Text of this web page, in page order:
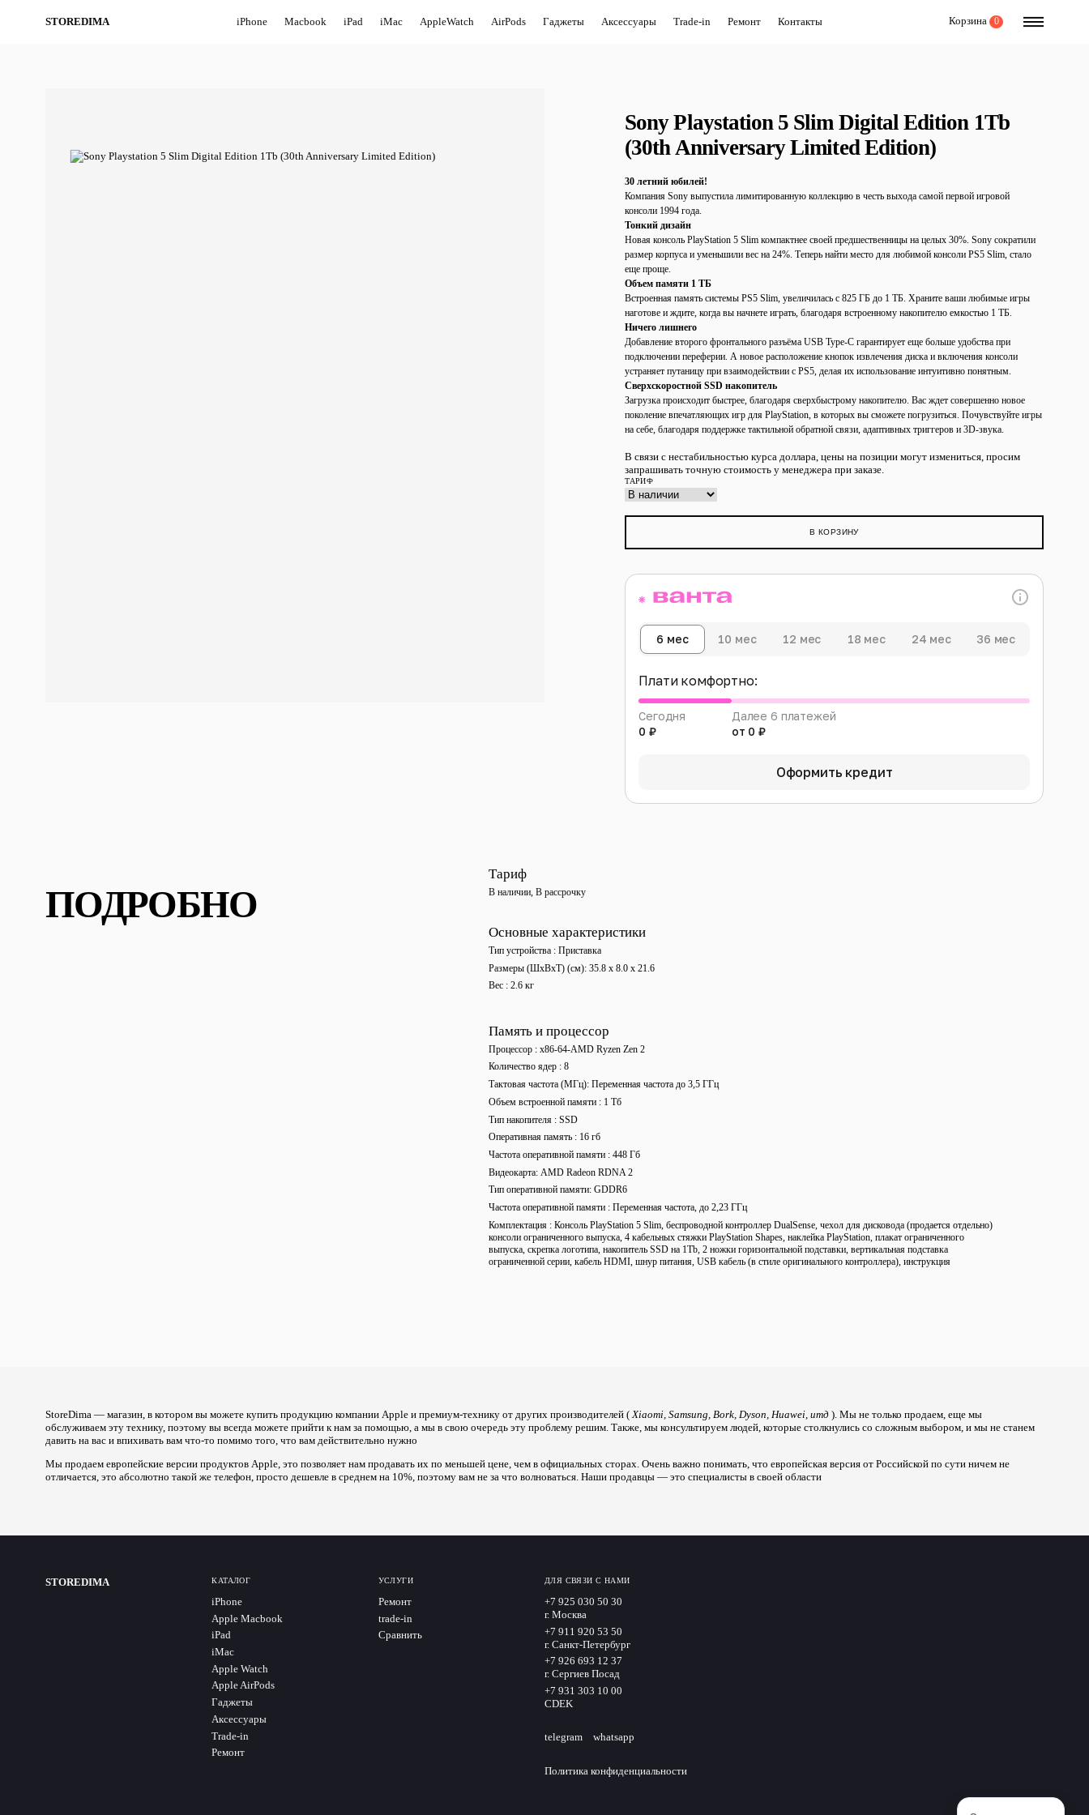
STOREDIMA iPhone Macbook iPad iMac AppleWatch AirPods Гаджеты Аксессуары Trade-in Ремонт Контакты Корзина 0
Sony Playstation 5 Slim Digital Edition 1Tb
(30th Anniversary Limited Edition)
30 летний юбилей!
Компания Sony выпустила лимитированную коллекцию в честь выхода самой первой игровой
консоли 1994 года.
Тонкий дизайн
Новая консоль PlayStation 5 Slim компактнее своей предшественницы на целых 30%. Sony сократили
размер корпуса и уменьшили вес на 24%. Теперь найти место для любимой консоли PS5 Slim, стало
еще проще.
Объем памяти 1 ТБ
Встроенная память системы PS5 Slim, увеличилась с 825 ГБ до 1 ТБ. Храните ваши любимые игры
наготове и ждите, когда вы начнете играть, благодаря встроенному накопителю емкостью 1 ТБ.
Ничего лишнего
Добавление второго фронтального разъёма USB Type-C гарантирует еще больше удобства при
подключении переферии. А новое расположение кнопок извлечения диска и включения консоли
устраняет путаницу при взаимодействии с PS5, делая их использование интуитивно понятным.
Сверхскоростной SSD накопитель
Загрузка происходит быстрее, благодаря сверхбыстрому накопителю. Вас ждет совершенно новое
поколение впечатляющих игр для PlayStation, в которых вы сможете погрузиться. Почувствуйте игры
на себе, благодаря поддержке тактильной обратной связи, адаптивных триггеров и 3D-звука.
В связи с нестабильностью курса доллара, цены на позиции могут измениться, просим
запрашивать точную стоимость у менеджера при заказе.
ТАРИФ
В КОРЗИНУ
6 мес 10 мес 12 мес 18 мес 24 мес 36 мес
Плати комфортно:
Сегодня
0 ₽
Далее 6 платежей
от 0 ₽
Оформить кредит
ПОДРОБНО
Тариф
В наличии, В рассрочку
Основные характеристики
Тип устройства
Приставка
Размеры (ШxВxТ) (см) 35.8 x 8.0 x 21.6
Вес
2.6 кг
Память и процессор
Процессор
x86-64-AMD Ryzen Zen 2
Количество ядер
8
Тактовая частота (МГц) Переменная частота до 3,5 ГГц
Объем встроенной памяти
1 Тб
Тип накопителя
SSD
Оперативная память
16 гб
Частота оперативной памяти
448 Гб
Видеокарта AMD Radeon RDNA 2
Тип оперативной памяти GDDR6
Частота оперативной памяти
Переменная частота, до 2,23 ГГц
Комплектация
Консоль PlayStation 5 Slim, беспроводной контроллер DualSense, чехол для дисковода (продается отдельно)
консоли ограниченного выпуска, 4 кабельных стяжки PlayStation Shapes, наклейка PlayStation, плакат ограниченного
выпуска, скрепка логотипа, накопитель SSD на 1Tb, 2 ножки горизонтальной подставки, вертикальная подставка
ограниченной серии, кабель HDMI, шнур питания, USB кабель (в стиле оригинального контроллера), инструкция
StoreDima — магазин, в котором вы можете купить продукцию компании Apple и премиум-технику от других производителей ( Xiaomi, Samsung, Bork, Dyson, Huawei, итд ). Мы не только продаем, еще мы
обслуживаем эту технику, поэтому вы всегда можете прийти к нам за помощью, а мы в свою очередь эту проблему решим. Также, мы консультируем людей, которые столкнулись со сложным выбором, и мы не станем
давить на вас и впихивать вам что-то помимо того, что вам действительно нужно
Мы продаем европейские версии продуктов Apple, это позволяет нам продавать их по меньшей цене, чем в официальных сторах. Очень важно понимать, что европейская версия от Российской по сути ничем не
отличается, это абсолютно такой же телефон, просто дешевле в среднем на 10%, поэтому вам не за что волноваться. Наши продавцы — это специалисты в своей области
STOREDIMA КАТАЛОГ
iPhone
Apple Macbook
iPad
iMac
Apple Watch
Apple AirPods
Гаджеты
Аксессуары
Trade-in
Ремонт
УСЛУГИ
Ремонт
trade-in
Сравнить
ДЛЯ СВЯЗИ С НАМИ
+7 925 030 50 30
г. Москва
+7 911 920 53 50
г. Санкт-Петербург
+7 926 693 12 37
г. Сергиев Посад
+7 931 303 10 00
CDEK
telegram whatsapp
Политика конфиденциальности